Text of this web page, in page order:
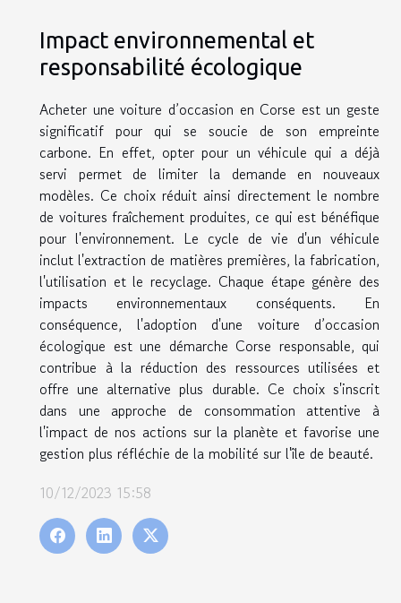
Impact environnemental et
responsabilité écologique
Acheter une voiture d’occasion en Corse est un geste
significatif pour qui se soucie de son empreinte
carbone. En effet, opter pour un véhicule qui a déjà
servi permet de limiter la demande en nouveaux
modèles. Ce choix réduit ainsi directement le nombre
de voitures fraîchement produites, ce qui est bénéfique
pour l'environnement. Le cycle de vie d'un véhicule
inclut l'extraction de matières premières, la fabrication,
l'utilisation et le recyclage. Chaque étape génère des
impacts environnementaux conséquents. En
conséquence, l'adoption d'une voiture d’occasion
écologique est une démarche Corse responsable, qui
contribue à la réduction des ressources utilisées et
offre une alternative plus durable. Ce choix s'inscrit
dans une approche de consommation attentive à
l'impact de nos actions sur la planète et favorise une
gestion plus réfléchie de la mobilité sur l'île de beauté.
10/12/2023 15:58